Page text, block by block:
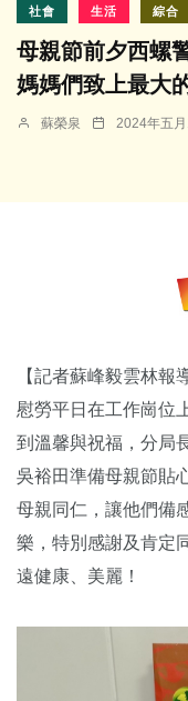
社會 生活 綜合
母親節前夕西螺
媽媽們致上最大
蘇榮泉 2024年五月
【記者蘇峰毅雲林
慰勞平日在工作崗位
到溫馨與祝福，分局
吳裕田準備母親節貼
母親同仁，讓他們備
樂，特別感謝及肯定
遠健康、美麗！